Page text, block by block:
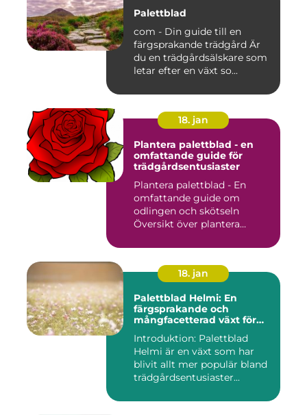
Palettblad
com - Din guide till en
färgsprakande trädgård Är
du en trädgårdsälskare som
letar efter en växt so...
18. jan
Plantera palettblad - en
omfattande guide för
trädgårdsentusiaster
Plantera palettblad - En
omfattande guide om
odlingen och skötseln
Översikt över plantera
18. jan
Palettblad Helmi: En
färgsprakande och
mångfacetterad växt för
Introduktion: Palettblad
Helmi är en växt som har
blivit allt mer populär bland
trädgårdsentusiaster...